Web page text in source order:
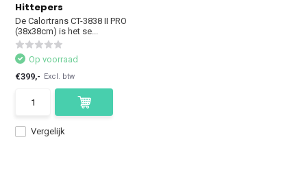
Hittepers
De Calortrans CT-3838 II PRO
(38x38cm) is het se...
Vergelijk
Op voorraad
€399,- Excl. btw